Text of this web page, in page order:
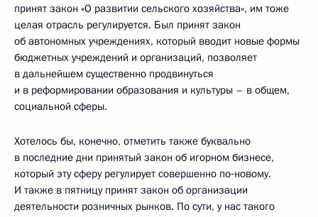
принят закон «О развитии сельского хозяйства», им тоже
целая отрасль регулируется. Был принят закон
об автономных учреждениях, который вводит новые формы
бюджетных учреждений и организаций, позволяет
в дальнейшем существенно продвинуться
и в реформировании образования и культуры – в общем,
социальной сферы.
Хотелось бы, конечно, отметить также буквально
в последние дни принятый закон об игорном бизнесе,
который эту сферу регулирует совершенно по‑новому.
И также в пятницу принят закон об организации
деятельности розничных рынков. По сути, у нас такого